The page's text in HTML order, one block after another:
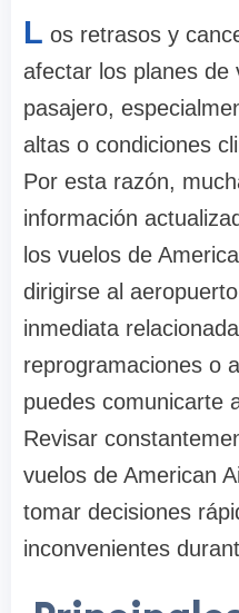
L os retrasos y
afectar los planes de
pasajero,
altas o condiciones
Por esta razón,
información
los vuelos de
dirigirse al
inmediata
reprogramaciones o
puedes comunicarte
Revisar
vuelos de American
tomar decisiones
inconvenientes